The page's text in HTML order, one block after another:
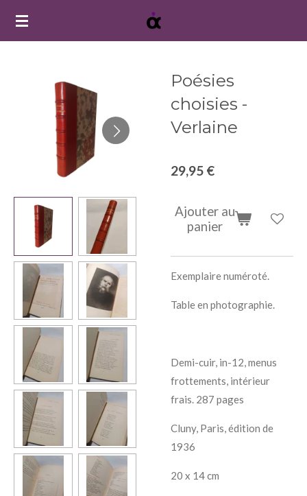
Passer
Poésies
choisies -
Verlaine
29,95 €
Ajouter au
panier
Exemplaire numéroté.
Table en photographie.
Demi-cuir, in-12, menus
frottements, intérieur
frais. 287 pages
Cluny, Paris, édition de
1936
20 x 14 cm